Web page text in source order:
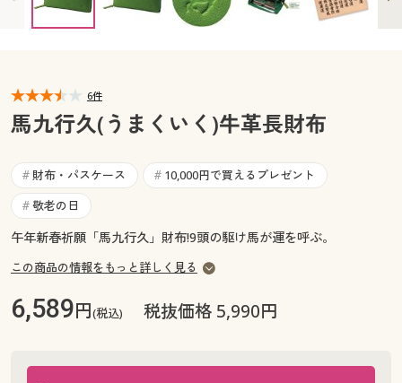
カタログ無料プレゼント
マイページ
お気に入り
サポート
閲覧履歴
サポート
ご利用ガイド
6件
馬九行久(うまくいく)牛革長財布
# 財布・パスケース # 10,000円で買えるプレゼント
# 敬老の日
午年新春祈願「馬九行久」財布!9頭の駆け馬が運を呼ぶ。
この商品の情報をもっと詳しく見る
6,589円(税込) 税抜価格 5,990円